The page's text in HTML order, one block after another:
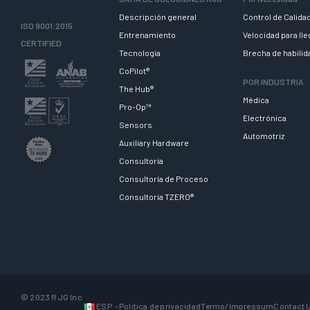
ISO 9001:2015
CERTIFIED
Descripción general
Entrenamiento
Tecnologia
CoPilot®
The Hub®
Pro-Op™
Sensors
Auxiliary Hardware
Consultoría
Consultoría de Proceso
Consultoría TZERO®
Control de Calidad
Velocidad para
Brecha de
POR INDUSTRIA
Médica
Electrónica
Automotriz
© 2023 RJG Inc.
ESP
Política de privacidadTerms/ImpressumContact